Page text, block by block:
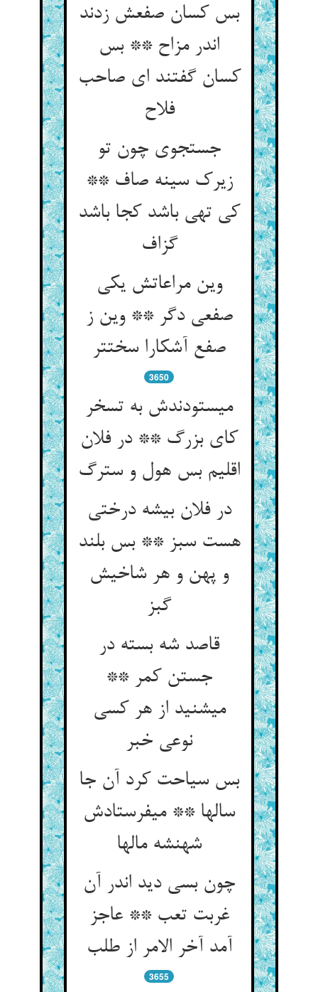
بس کسان صفعش زدند
اندر مزاح ** بس
کسان گفتند ای صاحب
فلاح‏
جستجوی چون تو
زیرک سینه صاف **
کی تهی باشد کجا باشد
گزاف‏
وین مراعاتش یکی
صفعی دگر ** وین ز
صفع آشکارا سخت‏تر
3650
می‏ستودندش به تسخر
کای بزرگ ** در فلان
اقلیم بس هول و سترگ‏
در فلان بیشه درختی
هست سبز ** بس بلند
و پهن و هر شاخیش
گبز
قاصد شه بسته در
جستن کمر **
می‏شنید از هر کسی
نوعی خبر
بس سیاحت کرد آن جا
سالها ** می‏فرستادش
شهنشه مالها
چون بسی دید اندر آن
غربت تعب ** عاجز
آمد آخر الامر از طلب‏
3655